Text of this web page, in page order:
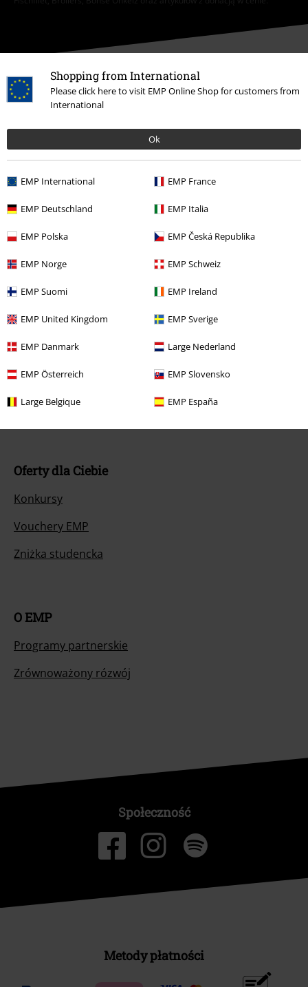
Shopping from International
Please click here to visit EMP Online Shop for customers from
International
Ok
EMP International EMP France
EMP Deutschland EMP Italia
EMP Polska EMP Česká Republika
EMP Norge EMP Schweiz
EMP Suomi EMP Ireland
EMP United Kingdom EMP Sverige
EMP Danmark Large Nederland
EMP Österreich EMP Slovensko
Large Belgique EMP España
Nasze Centrum Obsługi Klienta jest do Twojej
Jesteśmy dostępni ponownie jutro od 09:00 do 17:00.
informacji
Rozpocznij rozmowę
Obsługa Klienta
FAQ
Polityka Zwrotów
Zwróć artykuł
Ogólne informacje o rozmiarach
Opuść Backstage Club
Metody płatności
Oferty dla Ciebie
Konkursy
Vouchery EMP
Zniżka studencka
O EMP
Programy partnerskie
Zrównoważony rózwój
Społeczność
Metody płatności